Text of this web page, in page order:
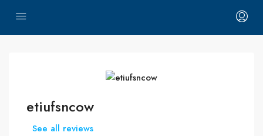
etiufsncow
See all reviews